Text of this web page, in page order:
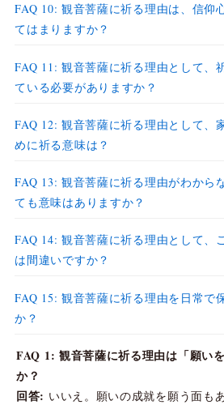
FAQ 10: 観音菩薩に祈る理由は、信仰
てはまりますか？
FAQ 11: 観音菩薩に祈る理由として、
ている必要がありますか？
FAQ 12: 観音菩薩に祈る理由として、
めに祈る意味は？
FAQ 13: 観音菩薩に祈る理由がわから
ても意味はありますか？
FAQ 14: 観音菩薩に祈る理由として、
は間違いですか？
FAQ 15: 観音菩薩に祈る理由を日常で
か？
FAQ 1: 観音菩薩に祈る理由は「願い
か？
回答: いいえ。願いの成就を願う面も